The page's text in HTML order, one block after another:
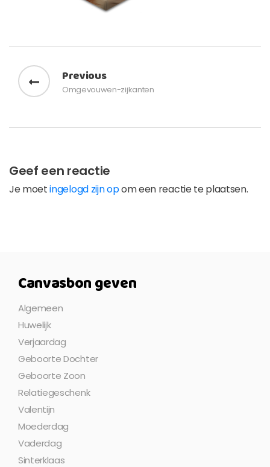
Previous
Omgevouwen-zijkanten
Geef een reactie
Je moetingelogd zijn opom een reactie te plaatsen.
Canvasbon geven
Algemeen
Huwelijk
Verjaardag
Geboorte Dochter
Geboorte Zoon
Relatiegeschenk
Valentijn
Moederdag
Vaderdag
Sinterklaas